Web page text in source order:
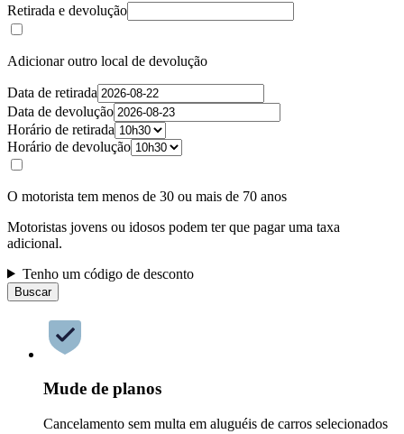
Retirada e devolução
Adicionar outro local de devolução
Data de retirada
Data de devolução
Horário de retirada
Horário de devolução
O motorista tem menos de 30 ou mais de 70 anos
Motoristas jovens ou idosos podem ter que pagar uma taxa
adicional.
Tenho um código de desconto
Buscar
Mude de planos
Cancelamento sem multa em aluguéis de carros selecionados